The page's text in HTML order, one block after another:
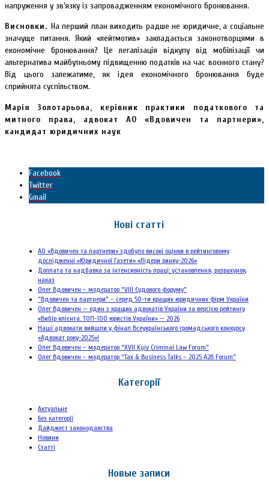
напруження у зв’язку із запровадженням економічного бронювання.
Висновки. На перший план виходить радше не юридичне, а соціальне
значуще питання. Який «лейтмотив» закладається законотворцями в
економічне бронювання? Це легалізація відкупу від мобілізації чи
альтернатива майбутньому підвищенню податків на час воєнного стану?
Від цього залежатиме, як ідея економічного бронювання буде
сприйнята суспільством.
Марія Золотарьова, керівник практики податкового та
митного права, адвокат АО «Вдовичен та партнери»,
кандидат юридичних наук
Facebook
Twitter
Gmail
Нові статті
АО «Вдовичен та партнери» здобуло високі оцінки в рейтинговому
дослідженні «Юридичної Газети» «Лідери ринку-2026»
Доплата та надбавка за інтенсивність праці: установлення, розрахунок,
наказ
Олег Вдовичен – модератор “VIII Судового форуму”
“Вдовичен та партнери” – серед 50-ти кращих юридичних фірм України
Олег Вдовичен — один з кращих адвокатів України за версією рейтингу
«Вибір клієнта. ТОП-100 юристів України» — 2026
Наші адвокати вийшли у фінал Всеукраїнського громадського конкурсу
«Адвокат року-2025»!
Олег Вдовичен – модератор “XVII Kyiv Criminal Law Forum”
Олег Вдовичен – модератор “Tax & Business Talks – 2025 A2B Forum”
Категорії
Актуальне
Без категорії
Дайджест законодавства
Новини
Статті
Новые записи